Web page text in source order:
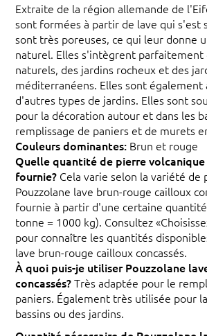
Extraite de la région allemande de
sont formées à partir de lave qui s'est
sont très poreuses, ce qui leur donne
naturel. Elles s'intègrent parfaitement
naturels, des jardins rocheux et des
méditerranéens. Elles sont également
d'autres types de jardins. Elles sont
pour la décoration autour et dans les
remplissage de paniers et de murets
Couleurs dominantes: Brun et rouge
Quelle quantité de pierre volcanique
fournie? Cela varie selon la variété de
Pouzzolane lave brun-rouge cailloux
fournie à partir d'une certaine
tonne = 1000 kg). Consultez
pour connaître les quantités
lave brun-rouge cailloux concassés.
À quoi puis-je utiliser Pouzzolane
concassés?Très adaptée pour le
paniers. Également très utilisée pour
bassins ou des jardins.